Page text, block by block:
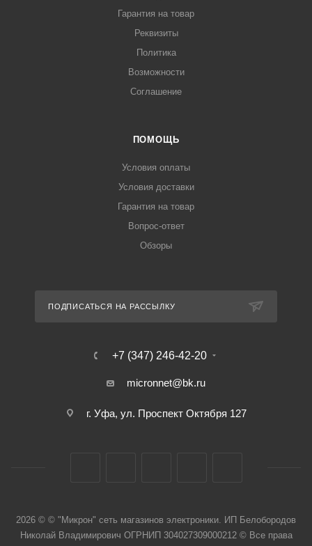
Гарантия на товар
Реквизиты
Политика
Возможности
Соглашение
ПОМОЩЬ
Условия оплаты
Условия доставки
Гарантия на товар
Вопрос-ответ
Обзоры
ПОДПИСАТЬСЯ НА РАССЫЛКУ
+7 (347) 246-42-20
micronnet@bk.ru
г. Уфа, ул. Проспект Октября 127
2026 © © "Микрон" сеть магазинов электроники. ИП Белобородов
Николай Владимирович ОГРНИП 304027309000212 © Все права